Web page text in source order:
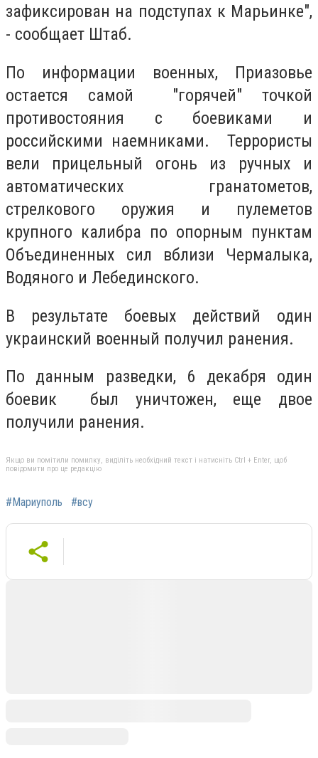
зафиксирован на подступах к Марьинке",
- сообщает Штаб.
По информации военных, Приазовье
остается самой "горячей" точкой
противостояния с боевиками и
российскими наемниками. Террористы
вели прицельный огонь из ручных и
автоматических гранатометов,
стрелкового оружия и пулеметов
крупного калибра по опорным пунктам
Объединенных сил вблизи Чермалыка,
Водяного и Лебединского.
В результате боевых действий один
украинский военный получил ранения.
По данным разведки, 6 декабря один
боевик был уничтожен, еще двое
получили ранения.
Якщо ви помітили помилку, виділіть необхідний текст і натисніть Ctrl + Enter, щоб
повідомити про це редакцію
#Мариуполь #всу